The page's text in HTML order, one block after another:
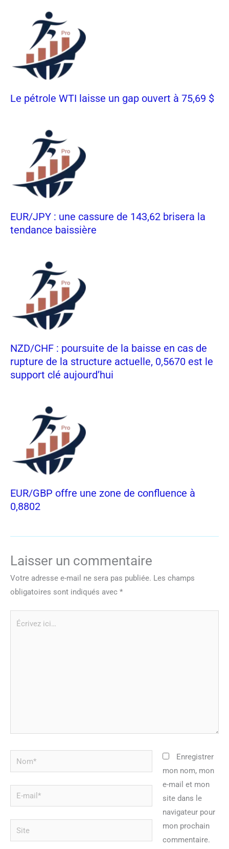
Le pétrole WTI laisse un gap ouvert à 75,69 $
EUR/JPY : une cassure de 143,62 brisera la
tendance baissière
NZD/CHF : poursuite de la baisse en cas de
rupture de la structure actuelle, 0,5670 est le
support clé aujourd’hui
EUR/GBP offre une zone de confluence à
0,8802
Laisser un commentaire
Votre adresse e-mail ne sera pas publiée. Les champs
obligatoires sont indiqués avec *
Nom*
mail*
Site
Enregistrer
mon nom, mon
e-mail et mon
site dans le
navigateur pour
mon prochain
commentaire.